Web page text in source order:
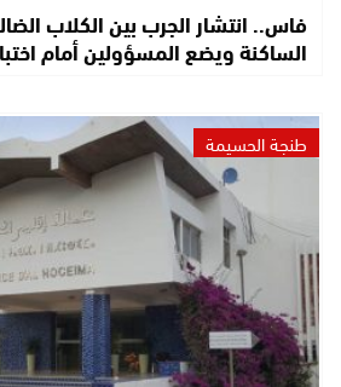
فاس.. انتشار الجرب بين الكلاب
الساكنة ويضع المسؤولين أمام
طنجة الحسيمة